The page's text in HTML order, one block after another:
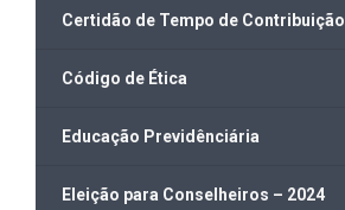
Certidão de Tempo de Contribuição
Código de Ética
Educação Previdênciária
Eleição para Conselheiros – 2024